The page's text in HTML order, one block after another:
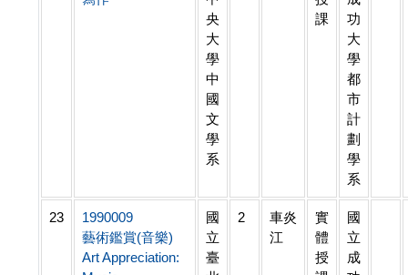
央
大
學
中
國
文
學
系
課
功
大
學
都
市
計
劃
學
系
23
1990009
藝術鑑賞(音樂)
Art Appreciation:
國
立
臺
2
車炎
江
實
體
授
國
立
成